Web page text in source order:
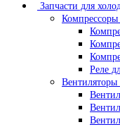
Запчасти для
Компрессоры
Реле
Вентиляторы